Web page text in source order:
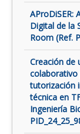
AProDiSER:
Digital de la
Room (Ref.
Creación de
colaborativo
tutorización
técnica en
Ingeniería